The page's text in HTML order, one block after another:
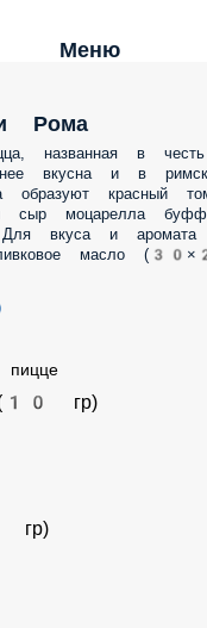
Меню
Рома
названная в честь
и в римском стиле.
томатный соус, белый
зеленый базилик.
оливковое
гр)